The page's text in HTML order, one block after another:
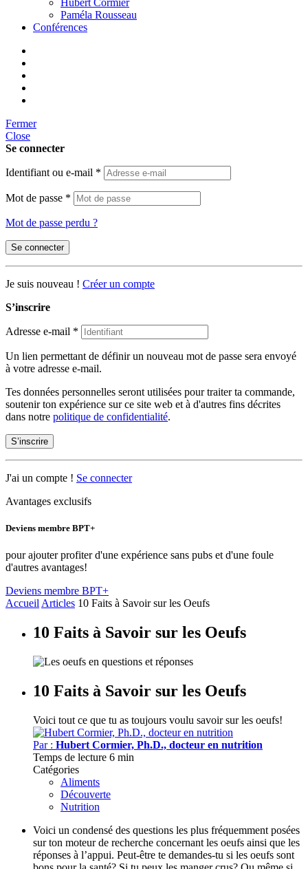
Hubert Cormier
Paméla Rousseau
Conférences
Fermer
Close
Se connecter
Identifiant ou e-mail *
Mot de passe *
Mot de passe perdu ?
Se connecter
Je suis nouveau ! Créer un compte
S’inscrire
Adresse e-mail *
Un lien permettant de définir un nouveau mot de passe sera envoyé
à votre adresse e-mail.
Tes données personnelles seront utilisées pour traiter ta commande,
soutenir ton expérience sur ce site web et à d'autres fins décrites
dans notre politique de confidentialité.
S’inscrire
J'ai un compte ! Se connecter
Avantages exclusifs
Deviens membre BPT+
pour ajouter profiter d'une expérience sans pubs et d'une foule
d'autres avantages!
Deviens membre BPT+
Accueil Articles 10 Faits à Savoir sur les Oeufs
10 Faits à Savoir sur les Oeufs
10 Faits à Savoir sur les Oeufs
Voici tout ce que tu as toujours voulu savoir sur les oeufs!
Par : Hubert Cormier, Ph.D., docteur en nutrition
Temps de lecture 6 min
Catégories
Aliments
Découverte
Nutrition
Voici un condensé des questions les plus fréquemment posées
sur ton moteur de recherche concernant les oeufs ainsi que les
réponses à l’appui. Peut-être te demandes-tu si les oeufs sont